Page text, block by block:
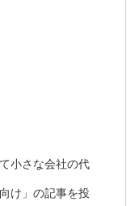
小さな会社の代
け」の記事を投